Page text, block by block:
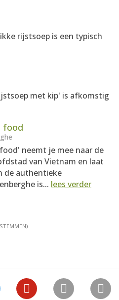
rijstsoep is een typisch
met kip' is afkomstig
food
neemt je mee naar de
van Vietnam en laat
de authentieke
is... lees verder